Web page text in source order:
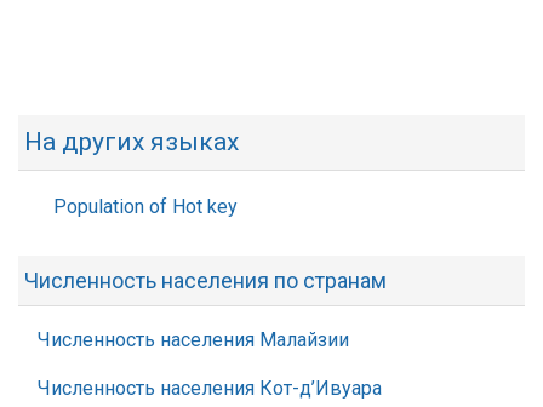
На других языках
Population of Hot key
Численность населения по странам
Численность населения Малайзии
Численность населения Кот-д’Ивуара